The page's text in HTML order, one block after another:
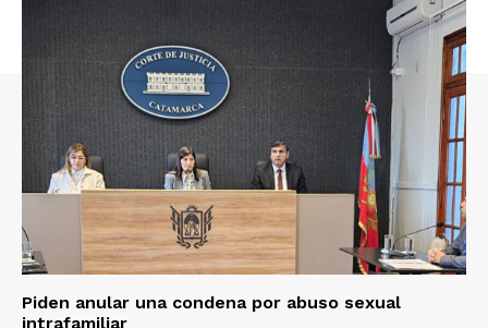
Piden anular una condena por abuso sexual
intrafamiliar